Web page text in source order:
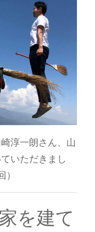
淳一朗さん、山
いただきまし
を建て